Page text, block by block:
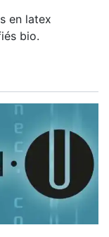
en latex
bio.